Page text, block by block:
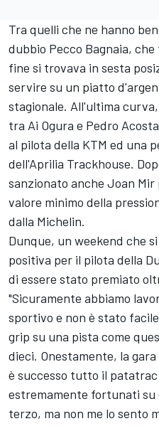
Tra quelli che ne hanno
dubbio Pecco Bagnaia,
fine si trovava in sesta
servire su un piatto
stagionale. All'ultima
tra Ai Ogura e Pedro Acosta
al pilota della KTM ed una
dell'Aprilia Trackhouse.
sanzionato anche Joan Mir
valore minimo della
dalla Michelin.
Dunque, un weekend che
positiva per il pilota della
di essere stato premiato
"Sicuramente abbiamo
sportivo e non è stato
grip su una pista come
dieci. Onestamente, la
è successo tutto il
estremamente fortunati
terzo, ma non me lo sento